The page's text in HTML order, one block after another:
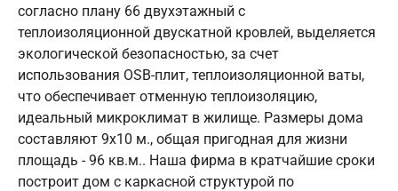
согласно плану 66 двухэтажный с
теплоизоляционной двускатной кровлей, выделяется
экологической безопасностью, за счет
использования OSB-плит, теплоизоляционной ваты,
что обеспечивает отменную теплоизоляцию,
идеальный микроклимат в жилище. Размеры дома
составляют 9х10 м., общая пригодная для жизни
площадь - 96 кв.м.. Наша фирма в кратчайшие сроки
построит дом с каркасной структурой по